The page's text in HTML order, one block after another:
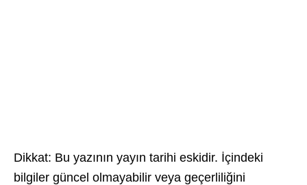
Dikkat: Bu yazının yayın tarihi eskidir. İçindeki
bilgiler güncel olmayabilir veya geçerliliğini